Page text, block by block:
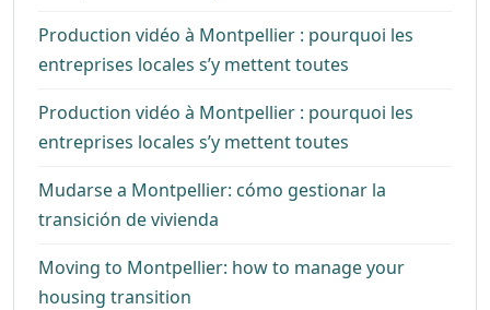
Production vidéo à Montpellier : pourquoi les
entreprises locales s’y mettent toutes
Production vidéo à Montpellier : pourquoi les
entreprises locales s’y mettent toutes
Mudarse a Montpellier: cómo gestionar la
transición de vivienda
Moving to Montpellier: how to manage your
housing transition